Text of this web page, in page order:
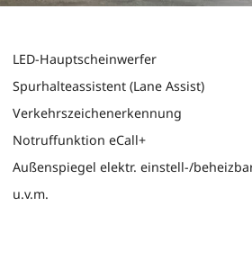
LED-Hauptscheinwerfer
Spurhalteassistent (Lane Assist)
Verkehrszeichenerkennung
Notruffunktion eCall+
Außenspiegel elektr. einstell-/
u.v.m.